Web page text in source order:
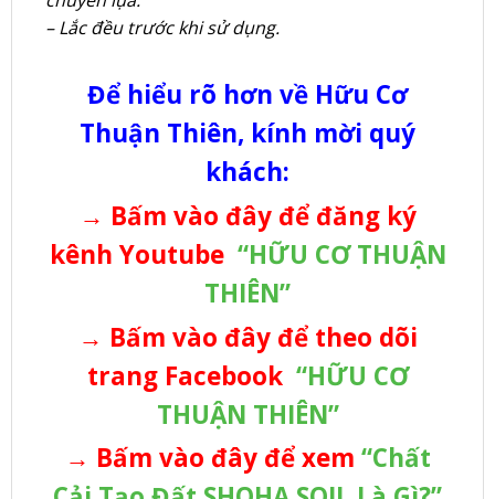
– Lắc đều trước khi sử dụng.
Để hiểu rõ hơn về Hữu Cơ
Thuận Thiên, kính mời quý
khách:
→ Bấm vào đây để đăng ký
kênh Youtube “HỮU CƠ THUẬN
THIÊN”
→ Bấm vào đây để theo dõi
trang Facebook “HỮU CƠ
THUẬN THIÊN”
→ Bấm vào đây để xem “Chất